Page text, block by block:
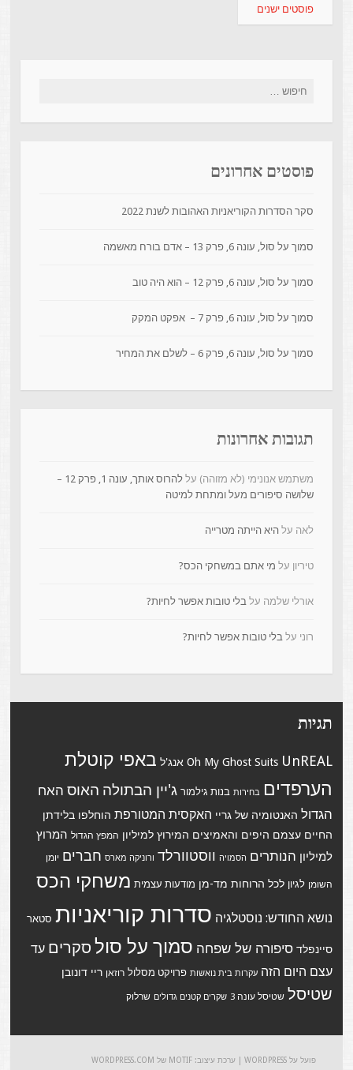
פוסטים ישנים
פוסטים אחרונים
סקר הסדרות הקוריאניות האהובות לשנת 2022
סמוך על סול, עונה 6, פרק 13 – אדם בורח מאשמה
סמוך על סול, עונה 6, פרק 12 – הוא היה טוב
סמוך על סול, עונה 6, פרק 7 – אפקט המקק
סמוך על סול, עונה 6, פרק 6 – לשלם את המחיר
תגובות אחרונות
משתמש אנונימי (לא מזוהה) על
להרוס אותך, עונה 1, פרק 12 –
שלושה סיפורים מעל ומתחת למיטה
לאה על היא הייתה מטרייה
טיריון על מי אתם במשחקי הכס?
אורלי שלמה על בלי טובות אפשר לחיות?
רוני על בלי טובות אפשר לחיות?
תגיות
Oh My Ghost Suits UnREAL אנג'ל באפי קוטלת
הערפדים בחירות בנות גילמור ג'יין הבתולה האוס האח
הגדול האנטומיה של גריי האקסית המטורפת הוחלפו בלידתן
החיים עצמם היפים והאמיצים המירוץ למיליון המפץ הגדול המרוץ
למיליון הנותרים הסמויה ווסטוורלד ורוניקה מארס חברים יומן
השומן לגיון לכל הרוחות מד-מן מודעות עצמית משחקי הכס
נושא החודש: נוסטלגיה סדרות קוריאניות סטאר
סיינפלד סיפורה של שפחה סמוך על סול סקרים עד
עצם היום הזה עקרות בית נואשות פרויקט מסלול רוזאן ריי דונובן
שטיסל שטיסל עונה 3 שקרים קטנים גדולים שרלוק
פועל על WORDPRESS ערכת עיצוב: MOTIF של WORDPRESS.COM